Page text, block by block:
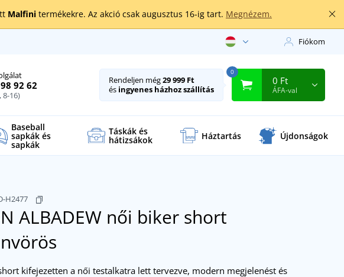
Malfini termékekre. Az akció csak augusztus 16-ig tart. Megnézem.
Fiókom
92 62
8-16)
Rendeljen még29 999 Ft
és ingyenes házhoz szállítás
0
0 Ft
ÁFA-val
Baseball
sapkák és
sapkák
Táskák és
hátizsákok Háztartás Újdonságok
H2477
ALBADEW női biker short
kifejezetten a női testalkatra lett tervezve, modern megjelenést és